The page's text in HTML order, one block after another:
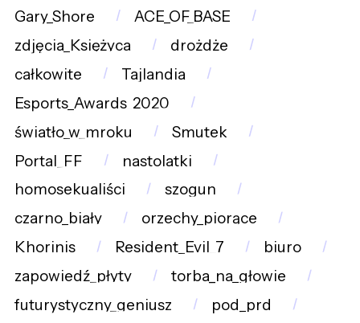
Gary_Shore
ACE_OF_BASE
zdjęcia_Księżyca
drożdże
całkowite
Tajlandia
Esports_Awards_2020
światło_w_mroku
Smutek
Portal_FF
nastolatki
homosekualiści
szogun
czarno_biały
orzechy_piorące
Khorinis
Resident_Evil_7
biuro
zapowiedź_płyty
torba_na_głowie
futurystyczny_geniusz
pod_prd